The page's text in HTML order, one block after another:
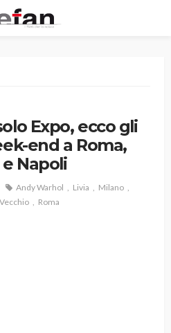
Expo, ecco gli
end a Roma,
Napoli
Andy Warhol Livia
Milano
Roma